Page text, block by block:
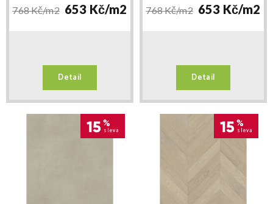
768 Kč/m2 653 Kč/m2
Detail
768 Kč/m2 653 Kč/m2
Detail
15 %
sleva 15 %
sleva